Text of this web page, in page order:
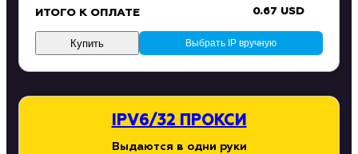
ИТОГО К ОПЛАТЕ 0.67 USD
Выбрать IP вручную
Купить
IPV6/32 ПРОКСИ
Выдаются в одни руки